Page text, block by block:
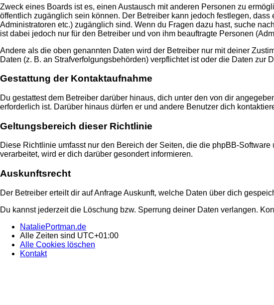
Zweck eines Boards ist es, einen Austausch mit anderen Personen zu
öffentlich zugänglich sein können. Der Betreiber kann jedoch festlegen,
Administratoren etc.) zugänglich sind. Wenn du Fragen dazu hast, suche
ist dabei jedoch nur für den Betreiber und von ihm beauftragte Personen
Andere als die oben genannten Daten wird der Betreiber nur mit deiner
Daten (z. B. an Strafverfolgungsbehörden) verpflichtet ist oder die Daten zur
Gestattung der Kontaktaufnahme
Du gestattest dem Betreiber darüber hinaus, dich unter den von dir
erforderlich ist. Darüber hinaus dürfen er und andere Benutzer dich
Geltungsbereich dieser Richtlinie
Diese Richtlinie umfasst nur den Bereich der Seiten, die die phpBB-
verarbeitet, wird er dich darüber gesondert informieren.
Auskunftsrecht
Der Betreiber erteilt dir auf Anfrage Auskunft, welche Daten über dich
Du kannst jederzeit die Löschung bzw. Sperrung deiner Daten verlangen.
NataliePortman.de
Alle Zeiten sind UTC+01:00
Alle Cookies löschen
Kontakt